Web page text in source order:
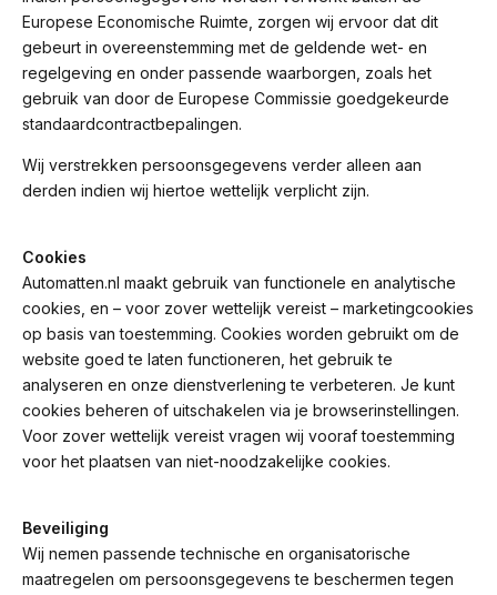
Europese Economische Ruimte, zorgen wij ervoor dat dit
gebeurt in overeenstemming met de geldende wet- en
regelgeving en onder passende waarborgen, zoals het
gebruik van door de Europese Commissie goedgekeurde
standaardcontractbepalingen.
Wij verstrekken persoonsgegevens verder alleen aan
derden indien wij hiertoe wettelijk verplicht zijn.
Cookies
Automatten.nl maakt gebruik van functionele en analytische
cookies, en – voor zover wettelijk vereist – marketingcookies
op basis van toestemming. Cookies worden gebruikt om de
website goed te laten functioneren, het gebruik te
analyseren en onze dienstverlening te verbeteren. Je kunt
cookies beheren of uitschakelen via je browserinstellingen.
Voor zover wettelijk vereist vragen wij vooraf toestemming
voor het plaatsen van niet-noodzakelijke cookies.
Beveiliging
Wij nemen passende technische en organisatorische
maatregelen om persoonsgegevens te beschermen tegen